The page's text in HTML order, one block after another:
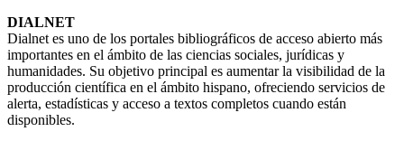
DIALNET
Dialnet es uno de los portales bibliográficos de acceso abierto más
importantes en el ámbito de las ciencias sociales, jurídicas y
humanidades. Su objetivo principal es aumentar la visibilidad de la
producción científica en el ámbito hispano, ofreciendo servicios de
alerta, estadísticas y acceso a textos completos cuando están
disponibles.